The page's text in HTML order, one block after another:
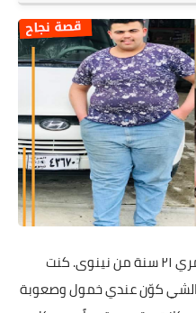
"اسمي عبدالرزاق رضوان الصفار، عمري ٢١ سنة من نينوى. كنت
كوّن عندي خمول وصعوبة